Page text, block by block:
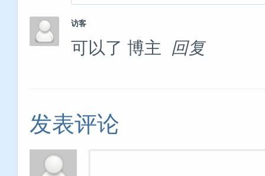
访客
可以了 博主 回复
发表评论